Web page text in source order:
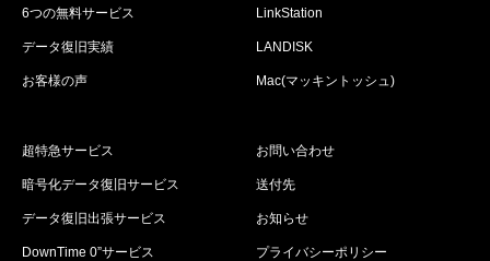
6つの無料サービス
データ復旧実績
お客様の声
LinkStation
LANDISK
Mac(マッキントッシュ)
超特急サービス
暗号化データ復旧サービス
データ復旧出張サービス
DownTime 0”サービス
お問い合わせ
送付先
お知らせ
プライバシーポリシー